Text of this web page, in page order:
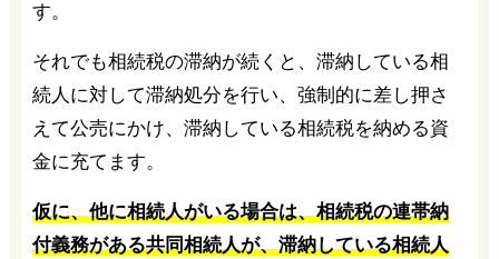
す。
それでも相続税の滞納が続くと、滞納している相
続人に対して滞納処分を行い、強制的に差し押さ
えて公売にかけ、滞納している相続税を納める資
金に充てます。
仮に、他に相続人がいる場合は、相続税の連帯納
付義務がある共同相続人が、滞納している相続人